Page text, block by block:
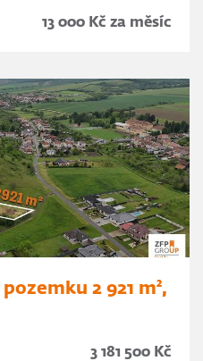
13 000 Kč za měsíc
2 921 m²,
3 181 500 Kč